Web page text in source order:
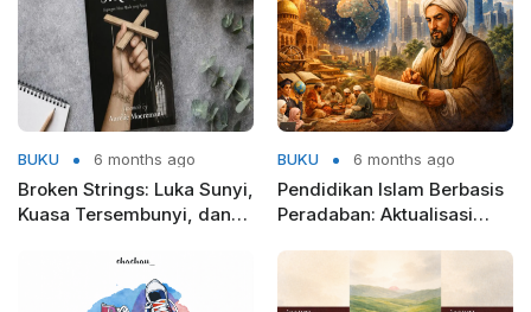
BUKU 6 months ago
Broken Strings: Luka Sunyi,
Kuasa Tersembunyi, dan
BUKU 6 months ago
Pendidikan Islam Berbasis
Peradaban: Aktualisasi